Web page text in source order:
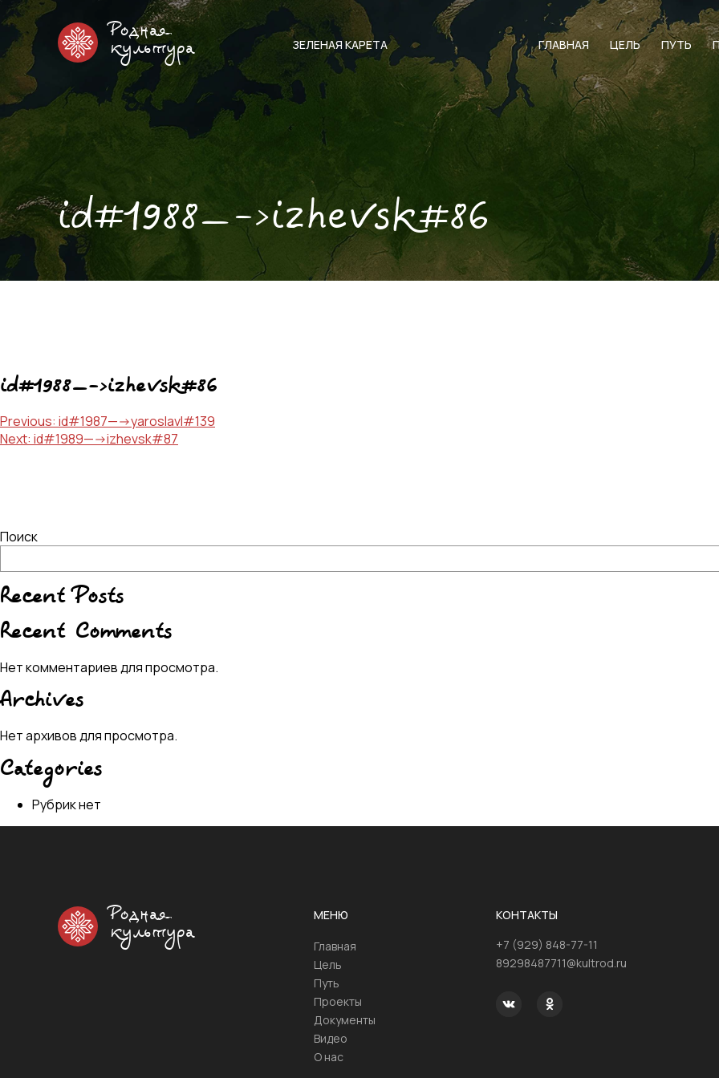
Родная
культура
ЗЕЛЕНАЯ КАРЕТА ГЛАВНАЯ ЦЕЛЬ ПУТЬ
id#1988—->izhevsk#86
id#1988—->izhevsk#86
Навигация
по
Previous: id#1987—->yaroslavl#139
Next: id#1989—->izhevsk#87
Поиск
Recent Posts
Recent Comments
Нет комментариев для просмотра.
Archives
Нет архивов для просмотра.
Categories
Рубрик нет
Родная
культура
МЕНЮ
Главная
Цель
Путь
Проекты
Документы
Видео
О нас
КОНТАКТЫ
+7 (929) 848-77-11
89298487711@kultrod.ru